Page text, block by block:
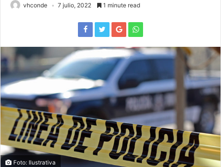
vhconde 7 julio, 2022 1 minute read
Foto: Ilustrativa